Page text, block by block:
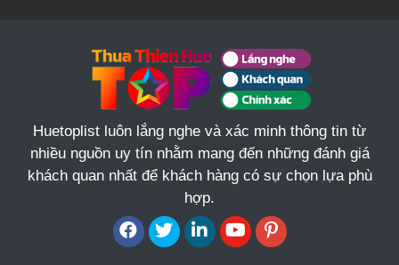
Huetoplist luôn lắng nghe và xác minh thông tin từ
nhiều nguồn uy tín nhằm mang đến những đánh giá
khách quan nhất để khách hàng có sự chọn lựa phù
hợp.